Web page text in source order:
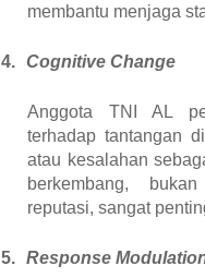
membantu menjaga
4. Cognitive Change
Anggota TNI AL
terhadap tantangan
atau kesalahan
berkembang,
reputasi, sangat
5. Response